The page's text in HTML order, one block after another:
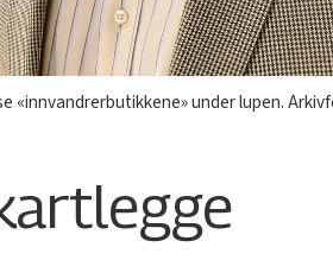
«innvandrerbutikkene» under lupen.